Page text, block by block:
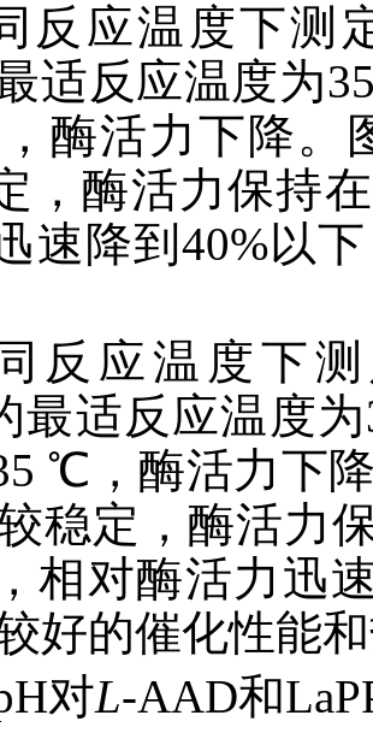
反应温度下测
适反应温度为
酶活力下降。
，酶活力保持
速降到40%以
反应温度下测
最适反应温度
℃，酶活力下
稳定，酶活力
相对酶活力迅
好的催化性能
对L-AAD和